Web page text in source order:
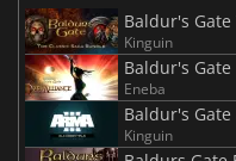
Baldur's Gate
Kinguin
Baldur's
Eneba
Kinguin